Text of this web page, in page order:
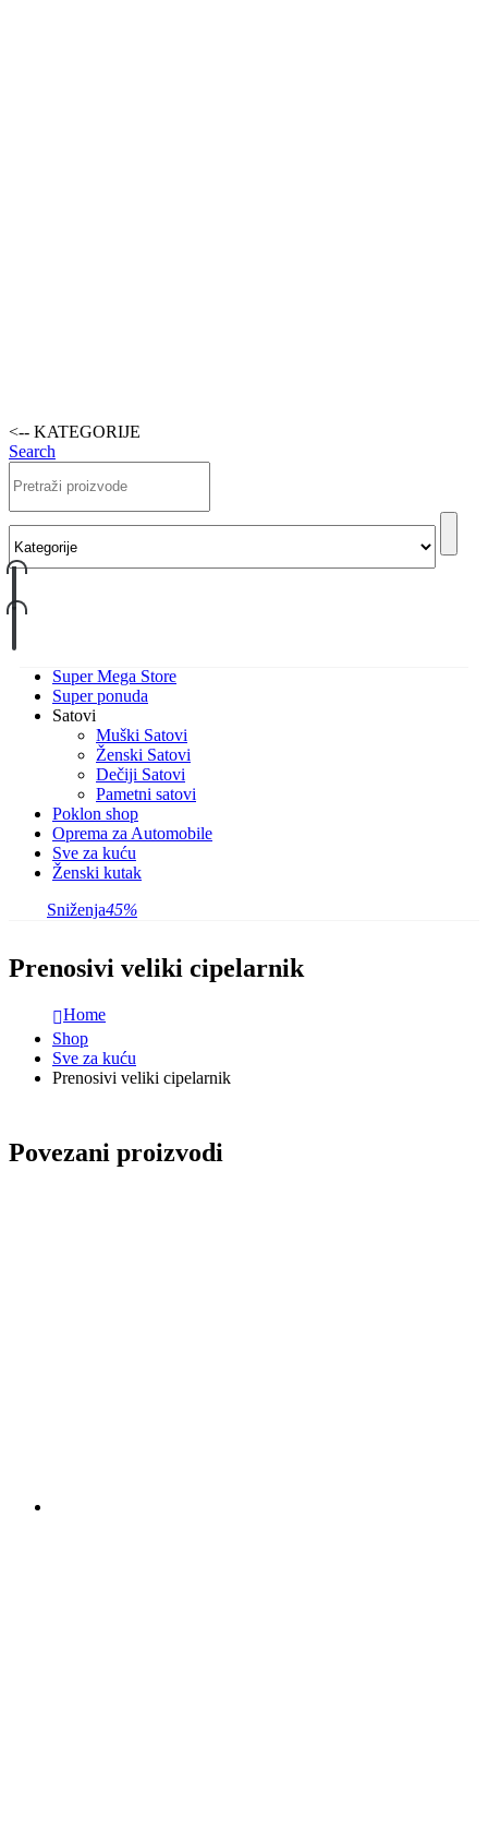
<-- KATEGORIJE
Search
Super Mega Store
Super ponuda
Satovi
Muški Satovi
Ženski Satovi
Dečiji Satovi
Pametni satovi
Poklon shop
Oprema za Automobile
Sve za kuću
Ženski kutak
Sniženja45%
Prenosivi veliki cipelarnik
Home
Shop
Sve za kuću
Prenosivi veliki cipelarnik
Povezani proizvodi